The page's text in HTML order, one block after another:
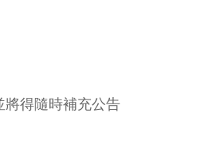
將得隨時補充公告